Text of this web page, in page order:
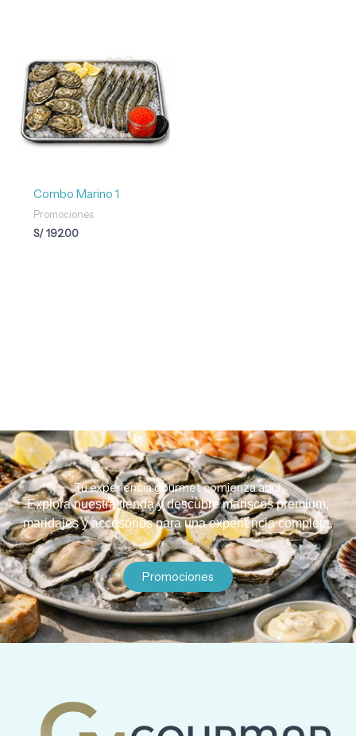
Combo Marino 1
Promociones
S/192.00
Tu experiencia gourmet comienza aquí.
Explora nuestra tienda y descubre mariscos premium,
maridajes y accesorios para una experiencia completa.
Promociones